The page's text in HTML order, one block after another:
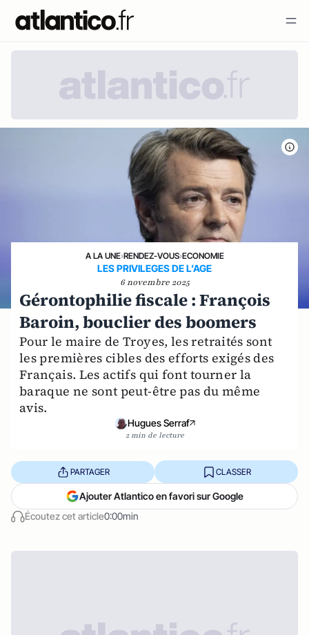
A LA UNE›RENDEZ-VOUS›ECONOMIE
LES PRIVILEGES DE L’AGE
6 novembre 2025
Gérontophilie fiscale : François
Baroin, bouclier des boomers
Pour le maire de Troyes, les retraités sont
les premières cibles des efforts exigés des
Français. Les actifs qui font tourner la
baraque ne sont peut-être pas du même
avis.
Hugues Serraf
2 min de lecture
Écoutez cet article0:00min
PARTAGER CLASSER
Ajouter Atlantico en favori sur Google